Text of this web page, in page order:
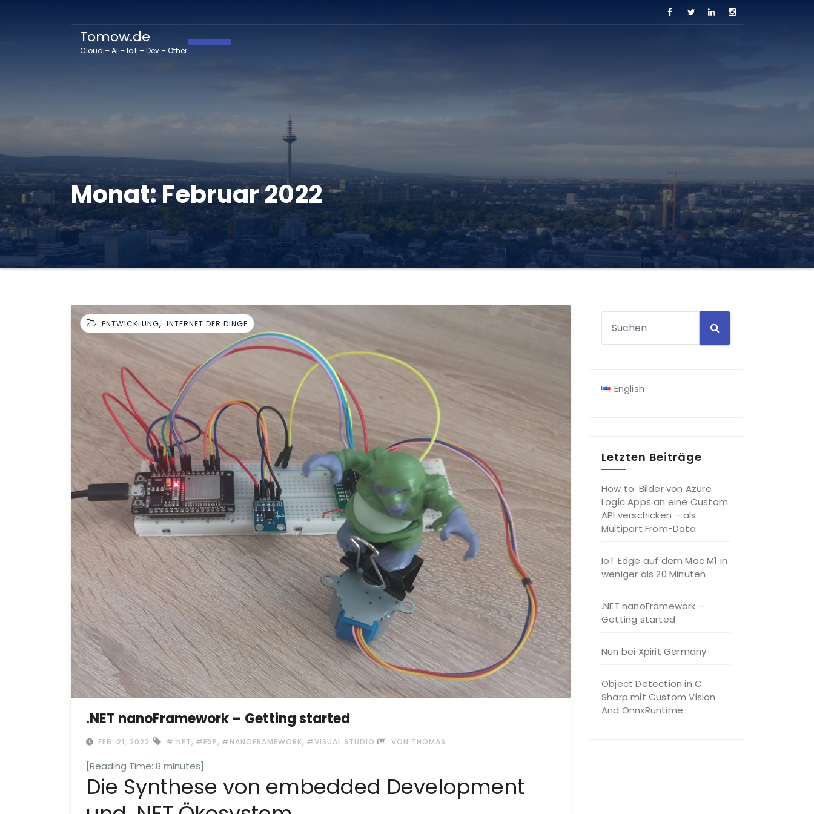
Tomow.de
Cloud – AI – IoT – Dev – Other
Monat:Februar 2022
ENTWICKLUNG, INTERNET DER DINGE
.NET nanoFramework – Getting started
FEB. 21, 2022 #.NET, #ESP, #NANOFRAMEWORK, #VISUAL STUDIO VON THOMAS
[Reading Time: 8 minutes]
Die Synthese von embedded Development
English
Letzten Beiträge
How to: Bilder von Azure
Logic Apps an eine Custom
API verschicken – als
Multipart From-Data
IoT Edge auf dem Mac M1 in
weniger als 20 Minuten
.NET nanoFramework –
Getting started
Nun bei Xpirit Germany
Object Detection in C
Sharp mit Custom Vision
And OnnxRuntime